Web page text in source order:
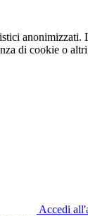
di cookie o
Accedi